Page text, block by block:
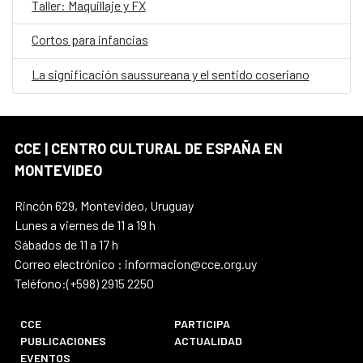
Taller: Maquillaje y FX
Cortos para infancias
La significación saussureana y el sentido coseriano
CCE | CENTRO CULTURAL DE ESPAÑA EN
MONTEVIDEO
Rincón 629, Montevideo, Uruguay
Lunes a viernes de 11 a 19 h
Sábados de 11 a 17 h
Correo electrónico : informacion@cce.org.uy
Teléfono:(+598) 2915 2250
CCE
PARTICIPA
PUBLICACIONES
ACTUALIDAD
EVENTOS